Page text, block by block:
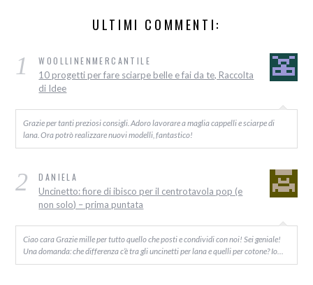
ULTIMI COMMENTI:
1 WOOLLINENMERCANTILE
10 progetti per fare sciarpe belle e fai da te, Raccolta
di Idee
Grazie per tanti preziosi consigli. Adoro lavorare a maglia cappelli e sciarpe di
lana. Ora potrò realizzare nuovi modelli, fantastico!
2 DANIELA
Uncinetto: fiore di ibisco per il centrotavola pop (e
non solo) – prima puntata
Ciao cara Grazie mille per tutto quello che posti e condividi con noi! Sei geniale!
Una domanda: che differenza c’è tra gli uncinetti per lana e quelli per cotone? Io…